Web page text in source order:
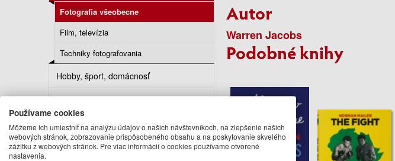
Fotografia všeobecne
Film, televízia
Techniky fotografovania
Hobby, šport, domácnosť
Kuchárky
Erotika
Kalendáre, diáre, pohľadnice
Autor
Warren Jacobs
Podobné knihy
Používame cookies
Môžeme ich umiestniť na analýzu údajov o našich návštevníkoch, na zlepšenie našich
webových stránok, zobrazovanie prispôsobeného obsahu a na poskytovanie skvelého
zážitku z webových stránok. Pre viac informácií o cookies používame otvorené
nastavenia.